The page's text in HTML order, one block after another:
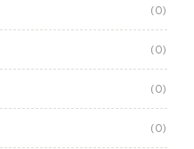
(0)
(0)
(0)
(0)